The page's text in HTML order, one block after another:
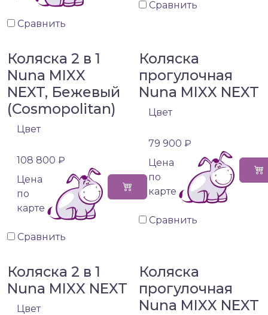
Сравнить
Сравнить
Коляска 2 в 1
Nuna MIXX
NEXT, Бежевый
(Cosmopolitan)
Цвет
108 800 ₽
Цена
по
карте
Сравнить
Коляска
прогулочная
Nuna MIXX NEXT
Цвет
79 900 ₽
Цена
по
карте
Сравнить
Коляска 2 в 1
Nuna MIXX NEXT
Цвет
Коляска
прогулочная
Nuna MIXX NEXT